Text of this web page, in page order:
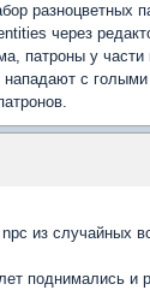
разноцветных
через
патроны у части
нападают с
из случайных
поднимались и